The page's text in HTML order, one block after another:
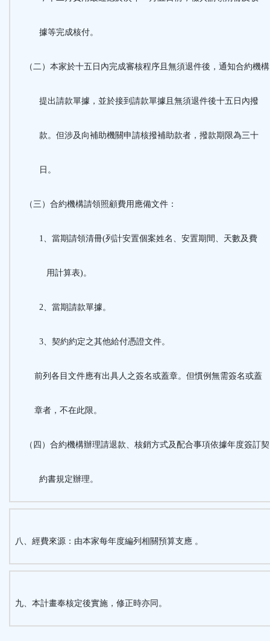
據等完成核付。
（二）本家於十五日內完成審核程序且無須退件後，通知合約機
提出請款單據，並於接到請款單據且無須退件後十五日內撥
款。但涉及向補助機關申請核撥補助款者，撥款期限為三十
日。
（三）合約機構請領照顧費用應備文件：
1、當期請領清冊(列計安置個案姓名、安置期間、天數及費
用計算表)。
2、當期請款單據。
3、契約約定之其他給付憑證文件。
前列各目文件應有出具人之簽名或蓋章。但慣例無需簽名或蓋
章者，不在此限。
（四）合約機構辦理請退款、核銷方式及配合事項依據年度簽訂契
約書規定辦理。
八、經費來源：由本家每年度編列相關預算支應 。
九、本計畫奉核定後實施，修正時亦同。